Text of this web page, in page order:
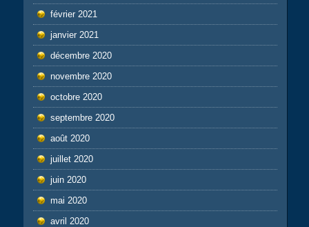
février 2021
janvier 2021
décembre 2020
novembre 2020
octobre 2020
septembre 2020
août 2020
juillet 2020
juin 2020
mai 2020
avril 2020